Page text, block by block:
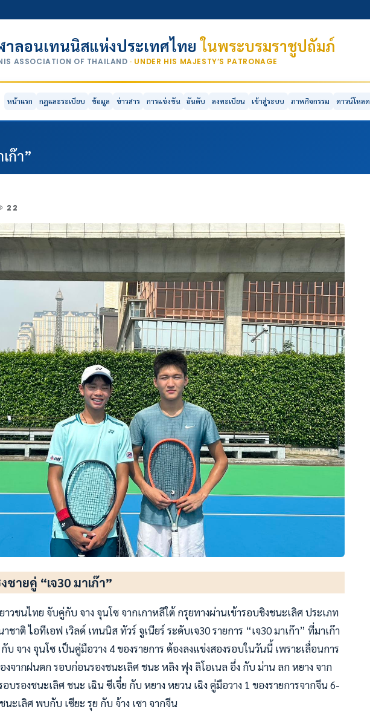
ลอนเทนนิสแห่งประเทศไทยในพระบรมราชูปถัมภ์
ASSOCIATION OF THAILAND · UNDER HIS MAJESTY’S PATRONAGE
หน้าแรก กฎและระเบียบ ข้อมูล ข่าวสาร การแข่งขัน อันดับ ลงทะเบียน เข้าสู่ระบบ ภาพกิจกรรม ดาวน์โหลด
ก๊า”
22
ชายคู่ “เจ30 มาเก๊า”
าวชนไทย จับคู่กับ จาง จุนโซ จากเกาหลีใต้ กรุยทางผ่านเข้ารอบชิงชนะเลิศ ประเภท
ชาติ ไอทีเอฟ เวิลด์ เทนนิส ทัวร์ จูเนียร์ ระดับเจ30 รายการ “เจ30 มาเก๊า” ที่มาเก๊า
บ จาง จุนโซ เป็นคู่มือวาง 4 ของรายการ ต้องลงแข่งสองรอบในวันนี้ เพราะเลื่อนการ
จากฝนตก รอบก่อนรองชนะเลิศ ชนะ หลิง ฟุง ลิโอเนล อึ่ง กับ ม่าน ลก หยาง จาก
บรองชนะเลิศ ชนะ เฉิน ซีเจี๋ย กับ หยาง หยวน เฉิง คู่มือวาง 1 ของรายการจากจีน 6-
นะเลิศ พบกับ เซียะ รุย กับ จ้าง เซา จากจีน